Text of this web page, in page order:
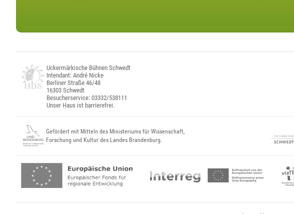
Uckermärkische Bühnen Schwedt
Intendant: André Nicke
Berliner Straße 46/48
16303 Schwedt
Besucherservice: 03332/538111
Unser Haus ist barrierefrei.
Gefördert mit Mitteln des Ministeriums für Wissenschaft,
Forschung und Kultur des Landes Brandenburg.